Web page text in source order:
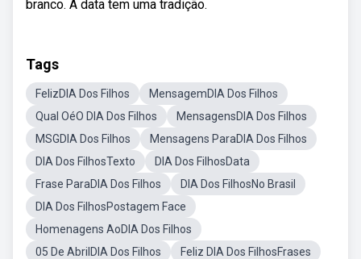
branco. A data tem uma tradição.
Tags
FelizDIA Dos Filhos
MensagemDIA Dos Filhos
Qual OéO DIA Dos Filhos
MensagensDIA Dos Filhos
MSGDIA Dos Filhos
Mensagens ParaDIA Dos Filhos
DIA Dos FilhosTexto
DIA Dos FilhosData
Frase ParaDIA Dos Filhos
DIA Dos FilhosNo Brasil
DIA Dos FilhosPostagem Face
Homenagens AoDIA Dos Filhos
05 De AbrilDIA Dos Filhos
Feliz DIA Dos FilhosFrases